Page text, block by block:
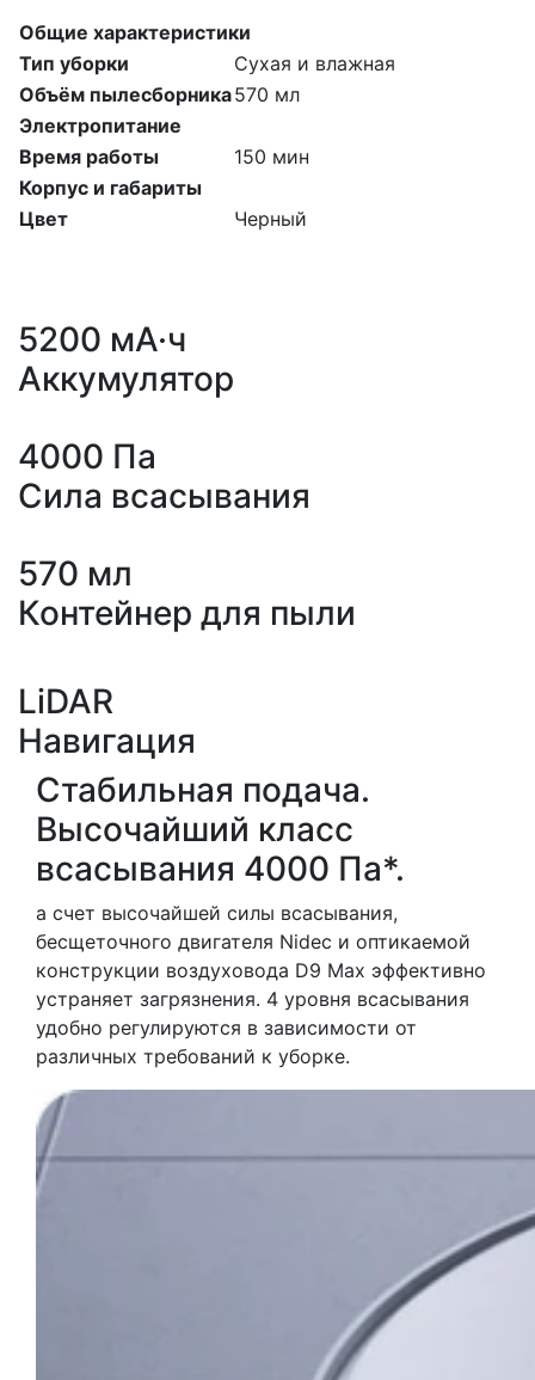
5200 мА·ч
Аккумулятор
4000 Па
Сила всасывания
570 мл
Контейнер для пыли
LiDAR
Навигация
Стабильная подача.
Высочайший класс
всасывания 4000 Па*.
а счет высочайшей силы всасывания,
бесщеточного двигателя Nidec и оптикаемой
конструкции воздуховода D9 Max эффективно
устраняет загрязнения. 4 уровня всасывания
удобно регулируются в зависимости от
различных требований к уборке.
Общие характеристики
Тип уборки
Сухая и влажная
Объём пылесборника570 мл
Электропитание
Время работы
150 мин
Корпус и габариты
Цвет
Черный